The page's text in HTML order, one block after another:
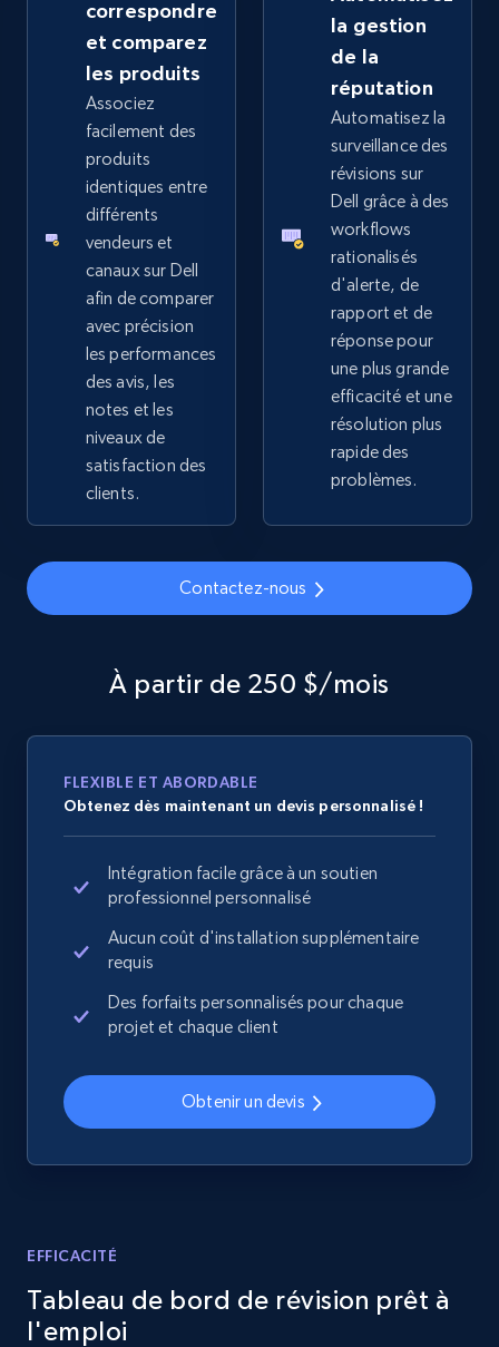
Google Shopping - collects products from
web using keywords
URL, Product id, Title, Product description,
Rating, Reviews count, Images, Variations, and
more.
2.4K+ 199+
Home Depot US
URL, Domain, Country code, Model number,
Sku, Product id, Product name, Manufacturer,
and more.
2.1K+ 353+ Commencer
URL, Domain, Country code, Model number,
2.1K+ 353+ Commencer
Home Depot US - Discover products by
specified URL
URL, Domain, Country code, Model number,
Sku, Product id, Product name, Manufacturer,
and more.
URL, Domain, Country code, Model number,
and more.
correspondre
et comparez
les produits
Associez
facilement des
produits
identiques entre
différents
vendeurs et
canaux sur Dell
afin de comparer
avec précision
les performances
des avis, les
notes et les
niveaux de
satisfaction des
clients.
la gestion
de la
réputation
Automatisez la
surveillance des
révisions sur
Dell grâce à des
workflows
rationalisés
d'alerte, de
rapport et de
réponse pour
une plus grande
efficacité et une
résolution plus
rapide des
problèmes.
Contactez-nous
À partir de 250 $/mois
FLEXIBLE ET ABORDABLE
Obtenez dès maintenant un devis personnalisé !
Intégration facile grâce à un soutien
professionnel personnalisé
Aucun coût d'installation supplémentaire
requis
Des forfaits personnalisés pour chaque
projet et chaque client
Obtenir un devis
EFFICACITÉ
Tableau de bord de révision prêt à
l'emploi